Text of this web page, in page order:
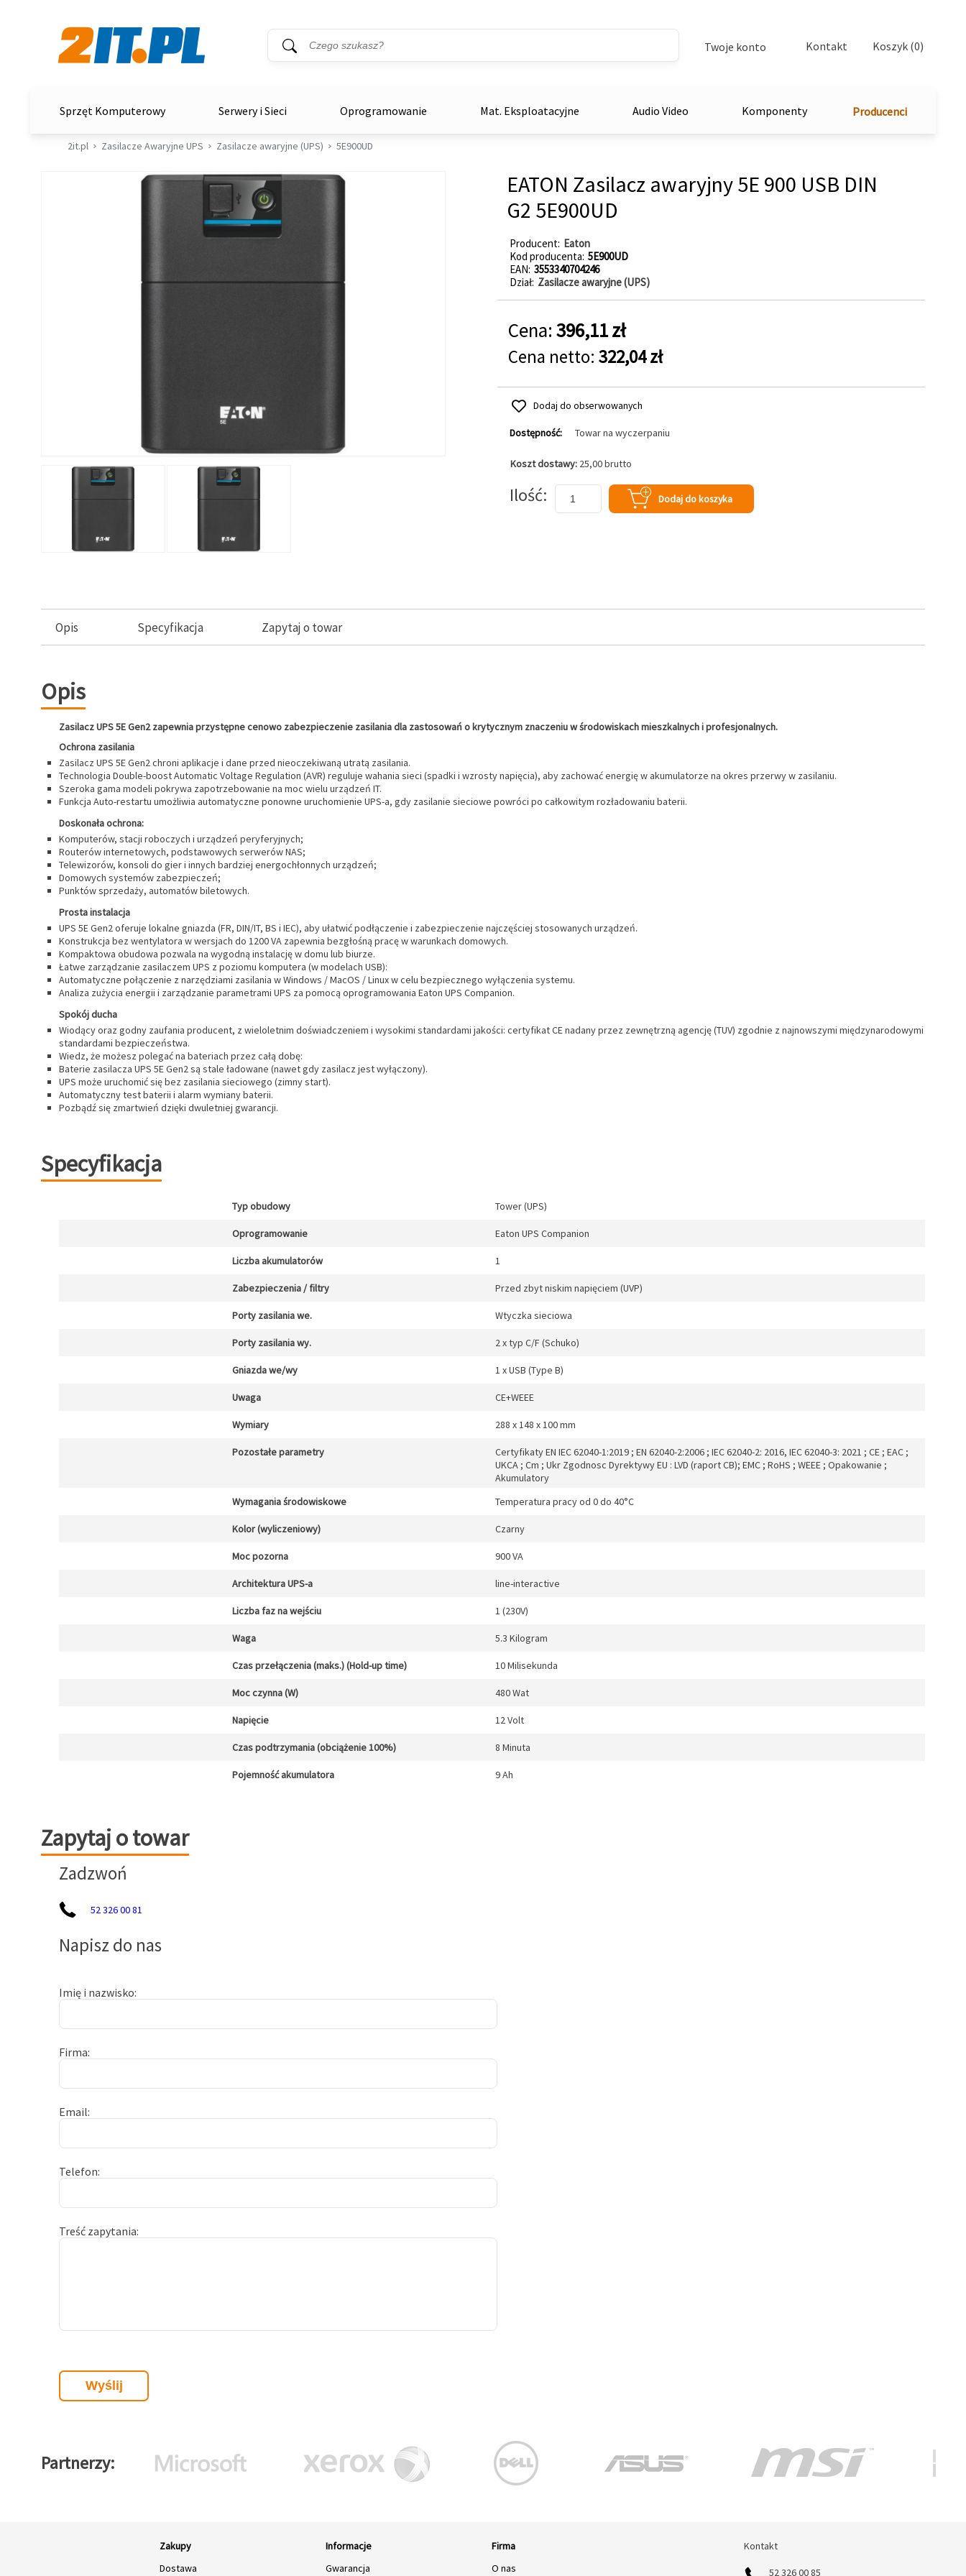
Wyszukiwarka
Słowo kluczowe
Twoje konto Kontakt Koszyk (0)
Sprzęt Komputerowy Serwery i Sieci Oprogramowanie Mat. Eksploatacyjne Audio Video Komponenty Producenci
2it.pl Zasilacze Awaryjne UPS Zasilacze awaryjne (UPS) 5E900UD
EATON Zasilacz awaryjny 5E 900 USB DIN
G2 5E900UD
Producent Eaton
Kod producenta 5E900UD
EAN 3553340704246
Dział Zasilacze awaryjne (UPS)
Cena: 396,11 zł
Cena netto: 322,04 zł
Dodaj do obserwowanych
Dostępność: Towar na wyczerpaniu
Koszt dostawy: 25,00 brutto
Ilość Dodaj do koszyka
Opis Specyfikacja Zapytaj o towar
Opis
Zasilacz UPS 5E Gen2 zapewnia przystępne cenowo zabezpieczenie zasilania dla zastosowań o krytycznym znaczeniu w środowiskach mieszkalnych i profesjonalnych.
Ochrona zasilania
Zasilacz UPS 5E Gen2 chroni aplikacje i dane przed nieoczekiwaną utratą zasilania.
Technologia Double-boost Automatic Voltage Regulation (AVR) reguluje wahania sieci (spadki i wzrosty napięcia), aby zachować energię w akumulatorze na okres przerwy w zasilaniu.
Szeroka gama modeli pokrywa zapotrzebowanie na moc wielu urządzeń IT.
Funkcja Auto-restartu umożliwia automatyczne ponowne uruchomienie UPS-a, gdy zasilanie sieciowe powróci po całkowitym rozładowaniu baterii.
Doskonała ochrona:
Komputerów, stacji roboczych i urządzeń peryferyjnych;
Routerów internetowych, podstawowych serwerów NAS;
Telewizorów, konsoli do gier i innych bardziej energochłonnych urządzeń;
Domowych systemów zabezpieczeń;
Punktów sprzedaży, automatów biletowych.
Prosta instalacja
UPS 5E Gen2 oferuje lokalne gniazda (FR, DIN/IT, BS i IEC), aby ułatwić podłączenie i zabezpieczenie najczęściej stosowanych urządzeń.
Konstrukcja bez wentylatora w wersjach do 1200 VA zapewnia bezgłośną pracę w warunkach domowych.
Kompaktowa obudowa pozwala na wygodną instalację w domu lub biurze.
Łatwe zarządzanie zasilaczem UPS z poziomu komputera (w modelach USB):
Automatyczne połączenie z narzędziami zasilania w Windows / MacOS / Linux w celu bezpiecznego wyłączenia systemu.
Analiza zużycia energii i zarządzanie parametrami UPS za pomocą oprogramowania Eaton UPS Companion.
Spokój ducha
Wiodący oraz godny zaufania producent, z wieloletnim doświadczeniem i wysokimi standardami jakości: certyfikat CE nadany przez zewnętrzną agencję (TUV) zgodnie z najnowszymi międzynarodowymi
standardami bezpieczeństwa.
Wiedz, że możesz polegać na bateriach przez całą dobę:
Baterie zasilacza UPS 5E Gen2 są stale ładowane (nawet gdy zasilacz jest wyłączony).
UPS może uruchomić się bez zasilania sieciowego (zimny start).
Automatyczny test baterii i alarm wymiany baterii.
Pozbądź się zmartwień dzięki dwuletniej gwarancji.
Specyfikacja
Typ obudowy Tower (UPS)
Oprogramowanie Eaton UPS Companion
Liczba akumulatorów 1
Zabezpieczenia / filtry Przed zbyt niskim napięciem (UVP)
Porty zasilania we. Wtyczka sieciowa
Porty zasilania wy. 2 x typ C/F (Schuko)
Gniazda we/wy 1 x USB (Type B)
Uwaga CE+WEEE
Wymiary 288 x 148 x 100 mm
Pozostałe parametry
Certyfikaty EN IEC 62040-1:2019 ; EN 62040-2:2006 ; IEC 62040-2: 2016, IEC 62040-3: 2021 ; CE ; EAC ;
UKCA ; Cm ; Ukr Zgodnosc Dyrektywy EU : LVD (raport CB); EMC ; RoHS ; WEEE ; Opakowanie ;
Akumulatory
Wymagania środowiskowe
Temperatura pracy od 0 do 40°C
Kolor (wyliczeniowy) Czarny
Moc pozorna 900 VA
Architektura UPS-a line-interactive
Liczba faz na wejściu 1 (230V)
Waga 5.3 Kilogram
Czas przełączenia (maks.) (Hold-up time) 10 Milisekunda
Moc czynna (W) 480 Wat
Napięcie 12 Volt
Czas podtrzymania (obciążenie 100%) 8 Minuta
Pojemność akumulatora 9 Ah
Zapytaj o towar
Zapytaj o towar
Zadzwoń
52 326 00 81
Napisz do nas
Imię i nazwisko
Firma
Email
Telefon
Treść zapytania
Partnerzy
Zakupy
Dostawa
Informacje
Gwarancja
Firma
O nas
Kontakt
Kontakt
52 326 00 85